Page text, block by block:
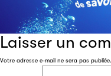
Laisser un
Votre adresse e-mail ne sera pas publiée.
Partenaire